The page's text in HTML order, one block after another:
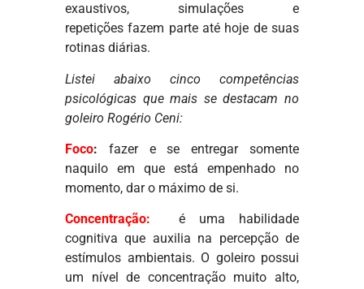
exaustivos, simulações e
repetições fazem parte até hoje de suas
rotinas diárias.
Listei abaixo cinco competências
psicológicas que mais se destacam no
goleiro Rogério Ceni:
Foco: fazer e se entregar somente
naquilo em que está empenhado no
momento, dar o máximo de si.
Concentração: é uma habilidade
cognitiva que auxilia na percepção de
estímulos ambientais. O goleiro possui
um nível de concentração muito alto,